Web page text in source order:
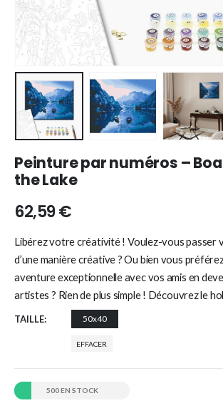
Peinture par numéros –
the Lake
62,59€
Libérez votre créativité ! Voulez-vous passer
d’une manière créative ? Ou bien vous
aventure exceptionnelle avec vos amis en
artistes ? Rien de plus simple ! Découvrez le
TAILLE 50x40
EFFACER
500 EN STOCK